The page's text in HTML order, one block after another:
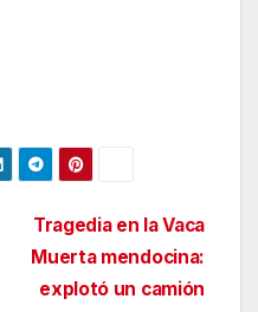
Tragedia en la Vaca
Muerta mendocina:
explotó un camión